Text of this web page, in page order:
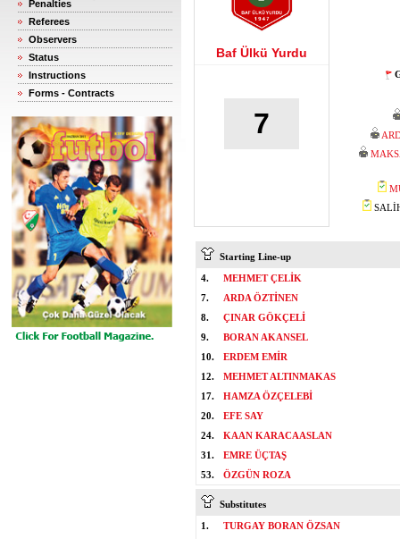
Penalties
Referees
Observers
Status
Instructions
Forms - Contracts
Baf Ülkü Yurdu
7
Starting Line-up
4.
MEHMET ÇELİK
7.
ARDA ÖZTİNEN
8.
ÇINAR GÖKÇELİ
9.
BORAN AKANSEL
10.
ERDEM EMİR
12.
MEHMET ALTINMAKAS
17.
HAMZA ÖZÇELEBİ
20.
EFE SAY
24.
KAAN KARACAASLAN
31.
EMRE ÜÇTAŞ
53.
ÖZGÜN ROZA
Substitutes
1.
TURGAY BORAN ÖZSAN